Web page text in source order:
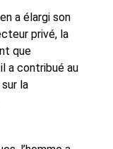
a élargi son
privé, la
que
a contribué au
la